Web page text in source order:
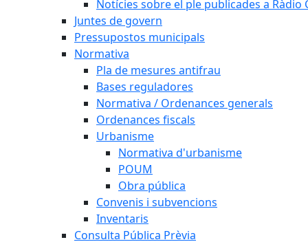
Notícies sobre el ple publicades a Ràdio
Juntes de govern
Pressupostos municipals
Normativa
Pla de mesures antifrau
Bases reguladores
Normativa / Ordenances generals
Ordenances fiscals
Urbanisme
Normativa d'urbanisme
POUM
Obra pública
Convenis i subvencions
Inventaris
Consulta Pública Prèvia